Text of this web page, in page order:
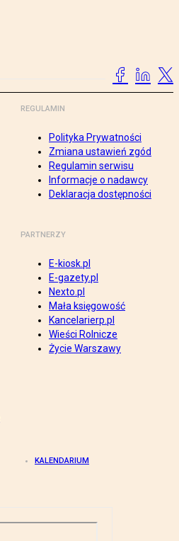
REGULAMIN
Polityka Prywatności
Zmiana ustawień zgód
Regulamin serwisu
Informacje o nadawcy
Deklaracja dostępności
PARTNERZY
E-kiosk.pl
E-gazety.pl
Nexto.pl
Mała księgowość
Kancelarierp.pl
Wieści Rolnicze
Życie Warszawy
KALENDARIUM